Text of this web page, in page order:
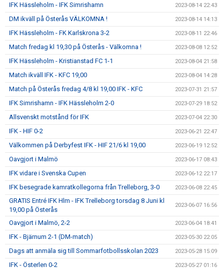
IFK Hässleholm - IFK Simrishamn 2023-08-14 22:43
DM ikväll på Österås VÄLKOMNA ! 2023-08-14 14:13
IFK Hässleholm - FK Karlskrona 3-2 2023-08-11 22:46
Match fredag kl 19,30 på Österås - Välkomna ! 2023-08-08 12:52
IFK Hässleholm - Kristianstad FC 1-1 2023-08-04 21:58
Match ikväll IFK - KFC 19,00 2023-08-04 14:28
Match på Österås fredag 4/8 kl 19,00 IFK - KFC 2023-07-31 21:57
IFK Simrishamn - IFK Hässleholm 2-0 2023-07-29 18:52
Allsvenskt motstånd för IFK 2023-07-04 22:30
IFK - HIF 0-2 2023-06-21 22:47
Välkommen på Derbyfest IFK - HIF 21/6 kl 19,00 2023-06-19 12:52
Oavgjort i Malmö 2023-06-17 08:43
IFK vidare i Svenska Cupen 2023-06-12 22:17
IFK besegrade kamratkollegorna från Trelleborg, 3-0 2023-06-08 22:45
GRATIS Entré IFK Hlm - IFK Trelleborg torsdag 8 Juni kl
19,00 på Österås
2023-06-07 16:56
Oavgjort i Malmö, 2-2 2023-06-04 18:41
IFK - Bjärnum 2-1 (DM-match) 2023-05-30 22:05
Dags att anmäla sig till Sommarfotbollsskolan 2023 2023-05-28 15:09
IFK - Österlen 0-2 2023-05-27 01:16